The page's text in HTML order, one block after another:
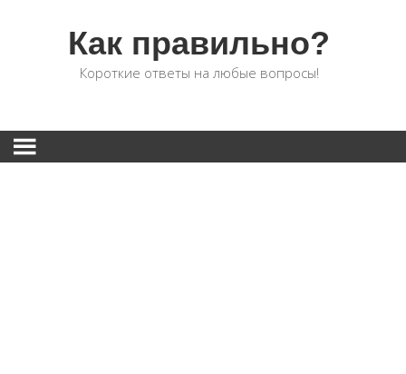
Как правильно?
Короткие ответы на любые вопросы!